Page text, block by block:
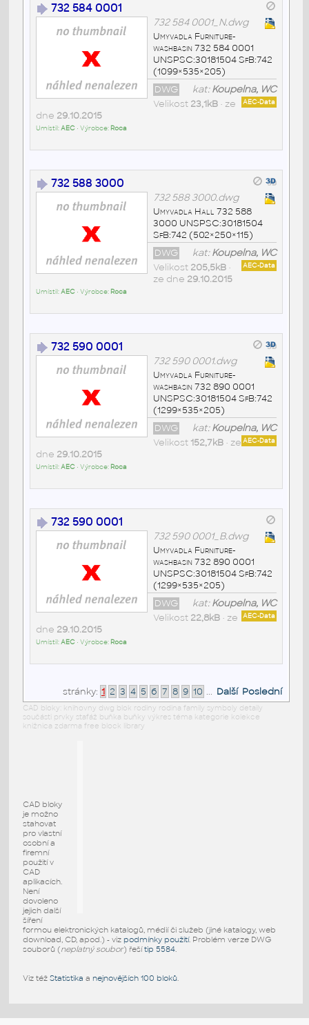
732 584 0001
732 584 0001_N.dwg
Umyvadla Furniture-
washbasin 732 584 0001
UNSPSC:30181504 SfB:742
(1099×535×205)
kat:Koupelna, WC
DWG
AEC-Data
Velikost 23,1kB• ze
dne 29.10.2015
Umístil:AEC• Výrobce: Roca
732 588 3000
732 588 3000.dwg
Umyvadla Hall 732 588
3000 UNSPSC:30181504
SfB:742 (502×250×115)
kat:Koupelna, WC
DWG
AEC-Data
Velikost 205,5kB•
ze dne 29.10.2015
Umístil:AEC• Výrobce: Roca
732 590 0001
732 590 0001.dwg
Umyvadla Furniture-
washbasin 732 890 0001
UNSPSC:30181504 SfB:742
(1299×535×205)
kat:Koupelna, WC
DWG
AEC-Data
Velikost 152,7kB• ze
dne 29.10.2015
Umístil:AEC• Výrobce: Roca
732 590 0001
732 590 0001_B.dwg
Umyvadla Furniture-
washbasin 732 890 0001
UNSPSC:30181504 SfB:742
(1299×535×205)
kat:Koupelna, WC
DWG
AEC-Data
Velikost 22,8kB• ze
dne 29.10.2015
Umístil:AEC• Výrobce: Roca
stránky: 1 2 3 4 5 6 7 8 9 10 ... Další Poslední
CAD bloky: knihovny dwg blok rodiny rodina family symboly detaily
součásti prvky stafáž buňka buňky výkres téma kategorie kolekce
knižnica zdarma free block library
CAD bloky
je možno
stahovat
pro vlastní
osobní a
firemní
použití v
CAD
aplikacích.
Není
dovoleno
jejich další
šíření
formou elektronických katalogů, médií či služeb (jiné katalogy, web
download, CD, apod.) - viz podmínky použití. Problém verze DWG
souborů (neplatný soubor) řešítip 5584.
Viz též Statistika a nejnovějších 100 bloků.